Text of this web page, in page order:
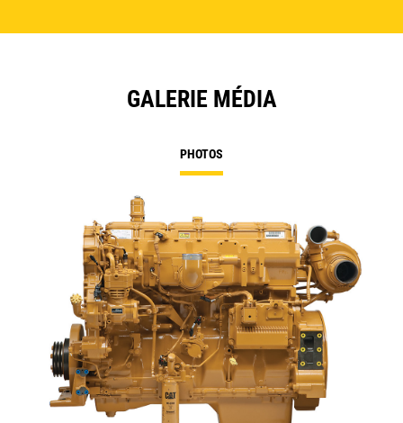
GALERIE MÉDIA
PHOTOS